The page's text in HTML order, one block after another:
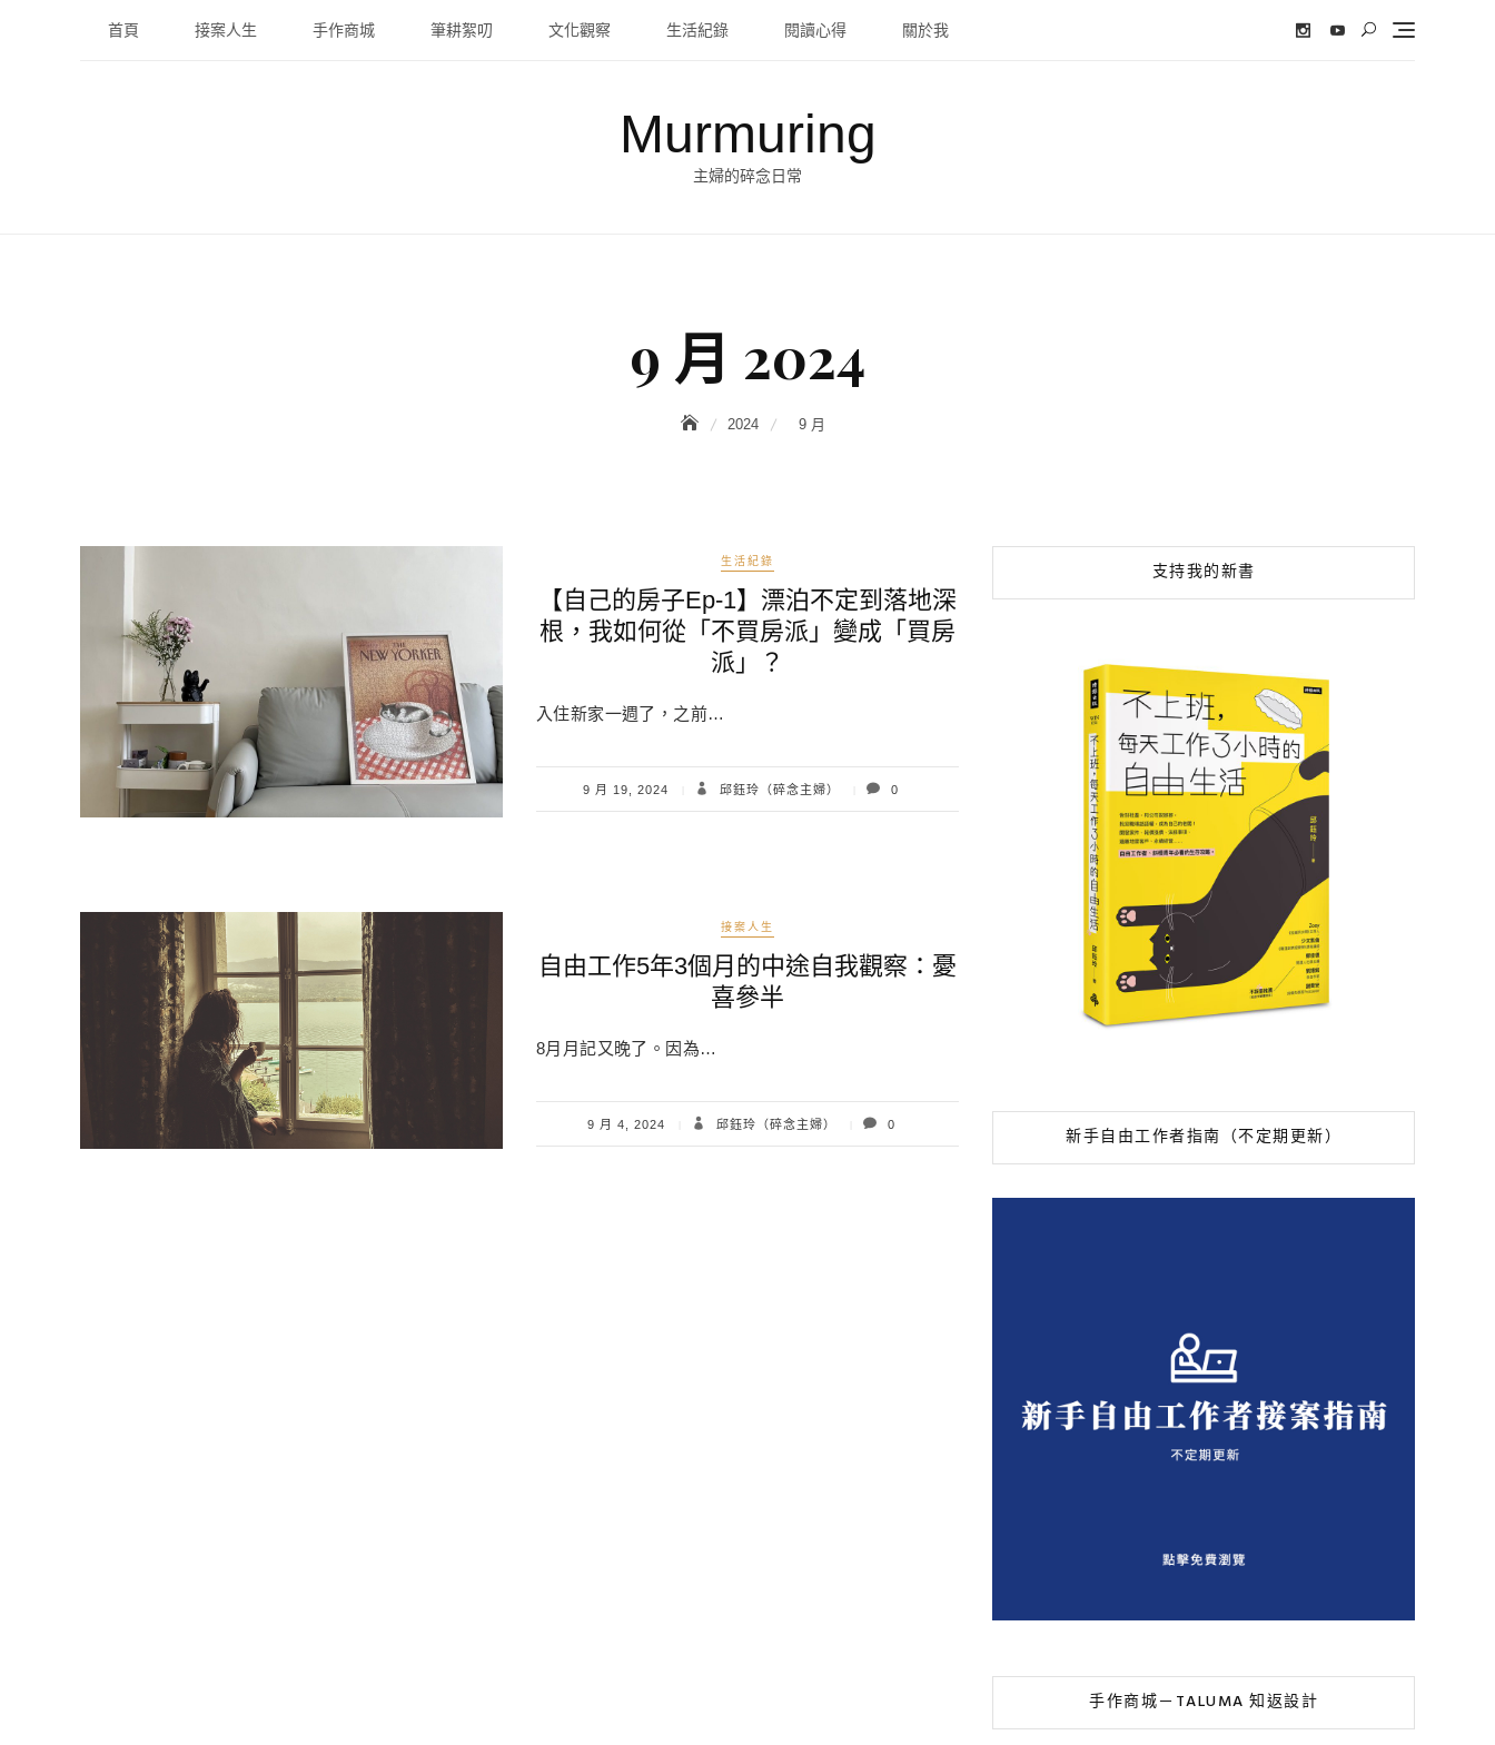
首頁 接案人生 手作商城 筆耕絮叨 文化觀察 生活紀錄 閱讀心得 關於我
Murmuring
主婦的碎念日常
9 月 2024
2024 9 月
生活紀錄
【自己的房子Ep-1】漂泊不定到落地深
根，我如何從「不買房派」變成「買房
派」？
入住新家一週了，之前…
9 月 19, 2024 邱鈺玲（碎念主婦） 0
接案人生
自由工作5年3個月的中途自我觀察：憂
喜參半
8月月記又晚了。因為…
9 月 4, 2024 邱鈺玲（碎念主婦） 0
支持我的新書
新手自由工作者指南（不定期更新）
手作商城－TALUMA 知返設計